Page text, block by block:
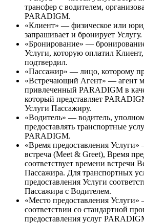
трансфер с водителем,
PARADIGM.
«Клиент» — физическое или
запрашивает и бронирует Услугу.
«Бронирование» —
Услуги, которую оплатил
подтвердил.
«Пассажир» — лицо, которому
«Встречающий Агент» — агент
привлеченный PARADIGM в
который представляет
Услуги Пассажиру.
«Водитель» — водитель,
предоставлять транспортные
PARADIGM.
«Время предоставления Услуги»
встреча (Meet & Greet), Время
соответствует времени встречи
Пассажира. Для транспортных
предоставления Услуги
Пассажира с Водителем.
«Место предоставления Услуги»
соответствии со стандартной
предоставления услуг